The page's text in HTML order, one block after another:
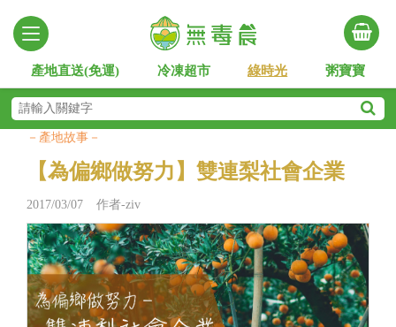
產地直送(免運) 冷凍超市 綠時光 粥寶寶
－產地故事－
【為偏鄉做努力】雙連梨社會企業
2017/03/07 作者-ziv